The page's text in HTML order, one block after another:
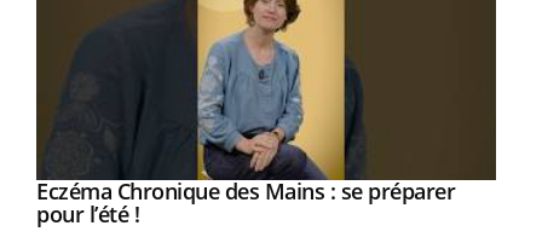
Youtube
Eczéma Chronique des Mains : se préparer
pour l’été !Youtube